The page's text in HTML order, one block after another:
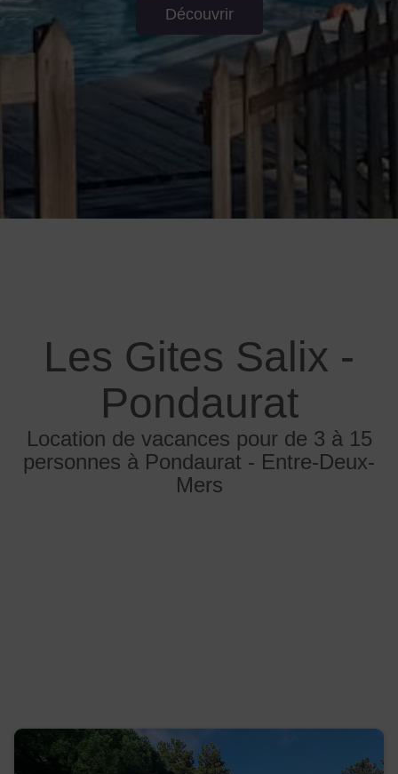
Découvrir
Les Gites Salix -
Pondaurat
Location de vacances pour de 3 à 15
personnes à Pondaurat - Entre-Deux-
Mers